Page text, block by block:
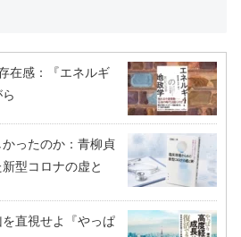
在感：『エネルギ
ったのか：青柳貞
型コロナの虚と
直視せよ『やっぱ